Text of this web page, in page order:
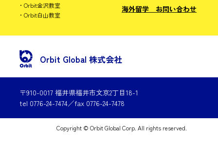
Orbit金沢教室
Orbit白山教室
海外留学 お問い合わせ
Orbit Global 株式会社
〒910-0017 福井県福井市文京2丁目18-1
tel 0776-24-7474／fax 0776-24-7478
Copyright © Orbit Global Corp. All rights reserved.